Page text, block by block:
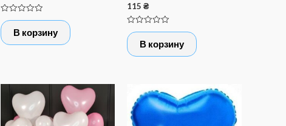
Оценка
0
5
В корзину
115₴
Оценка
0
5
В корзину